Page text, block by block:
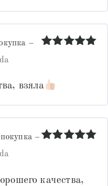
–
взяла
–
качества,